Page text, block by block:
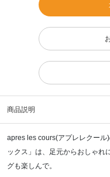
商品説明
apres les cours(アプレレクール
ックス」は、足元からおしゃれ
グも楽しんで。